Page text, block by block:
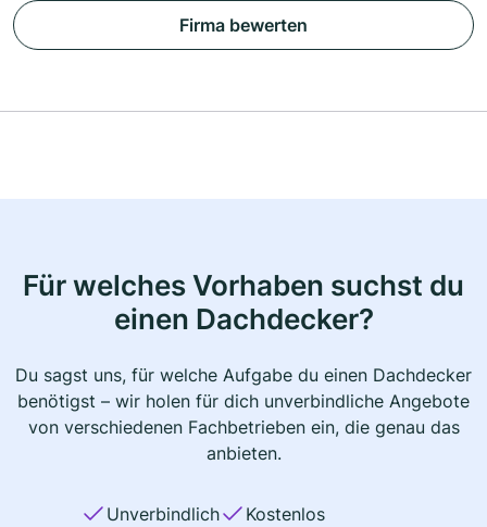
Firma bewerten
Für welches Vorhaben suchst du
einen Dachdecker?
Du sagst uns, für welche Aufgabe du einen Dachdecker
benötigst – wir holen für dich unverbindliche Angebote
von verschiedenen Fachbetrieben ein, die genau das
anbieten.
Unverbindlich
Kostenlos